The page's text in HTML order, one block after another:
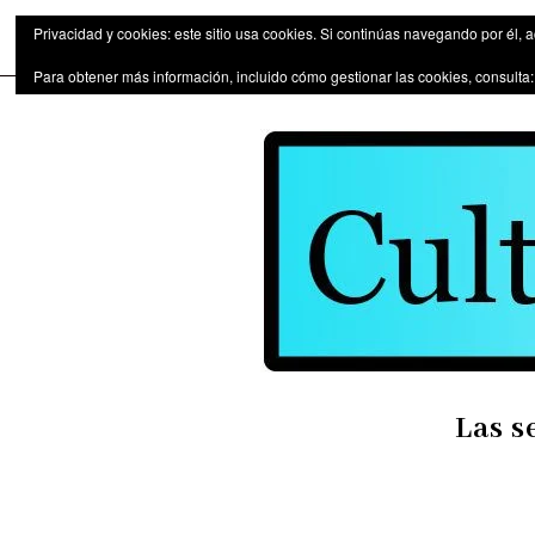
Las series de televisión como
Las
Privacidad y cookies: este sitio usa cookies. Si continúas navegando por él,
Para obtener más información, incluido cómo gestionar las cookies, consulta: